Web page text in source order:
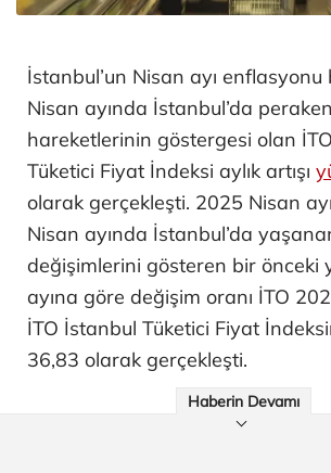
İstanbul’un Nisan ayı enflasyonu
Nisan ayında İstanbul’da
hareketlerinin göstergesi olan
Tüketici Fiyat İndeksi aylık artışı
olarak gerçekleşti. 2025 Nisan
Nisan ayında İstanbul’da
değişimlerini gösteren bir önceki
ayına göre değişim oranı İTO
İTO İstanbul Tüketici Fiyat
36,83 olarak gerçekleşti.
Haberin Devamı